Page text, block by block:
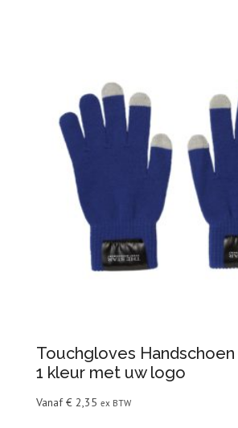
Touchgloves
1 kleur met uw logo
Vanaf€ 2,35 ex BTW